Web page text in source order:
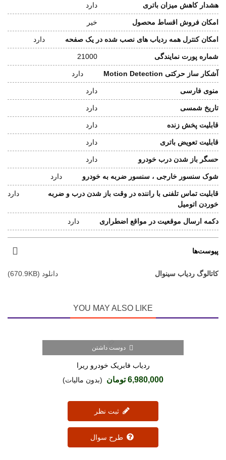
هشدار کاهش میزان باتری دارد
امکان فروش اقساط محصول خیر
امکان کنترل همه ردیاب های نصب شده در یک صفحه دارد
شماره پورت نمایندگی 21000
آشکار ساز حرکتی Motion Detection دارد
منوی فارسی دارد
تاریخ شمسی دارد
قابلیت پخش زنده دارد
قابلیت تعویض باتری دارد
حسگر باز شدن درب خودرو دارد
شوک سنسور خارجی ، سنسور ضربه به خودرو دارد
قابلیت تماس تلفنی با راننده در وقت باز شدن درب و ضربه
خوردن اتومیل
دارد
دکمه ارسال موقعیت در مواقع اضطراری دارد
پیوست‌ها
کاتالوگ ردیاب سینوال دانلود (670.9KB)
YOU MAY ALSO LIKE
دوست داشتن
ردیاب فابریک خودرو ریرا
6,980,000 تومان (بدون مالیات)
ثبت نظر
طرح سوال